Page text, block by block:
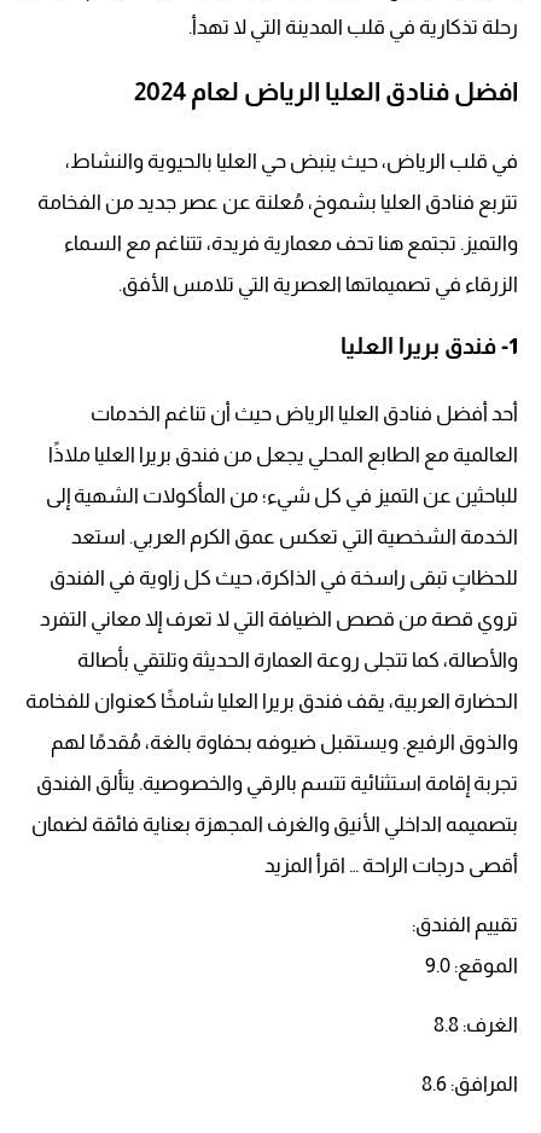
رحلة تذكارية في قلب المدينة التي لا تهدأ.
افضل فنادق العليا الرياض لعام 2024
في قلب الرياض، حيث ينبض حي العليا بالحيوية والنشاط،
تتربع فنادق العليا بشموخ، مُعلنة عن عصر جديد من الفخامة
والتميز. تجتمع هنا تحف معمارية فريدة، تتناغم مع السماء
الزرقاء في تصميماتها العصرية التي تلامس الأفق.
1- فندق بريرا العليا
أحد أفضل فنادق العليا الرياض حيث أن تناغم الخدمات
العالمية مع الطابع المحلي يجعل من فندق بريرا العليا ملاذًا
للباحثين عن التميز في كل شيء؛ من المأكولات الشهية إلى
الخدمة الشخصية التي تعكس عمق الكرم العربي. استعد
للحظاتٍ تبقى راسخة في الذاكرة، حيث كل زاوية في الفندق
تروي قصة من قصص الضيافة التي لا تعرف إلا معاني التفرد
والأصالة، كما تتجلى روعة العمارة الحديثة وتلتقي بأصالة
الحضارة العربية، يقف فندق بريرا العليا شامخًا كعنوان للفخامة
والذوق الرفيع. ويستقبل ضيوفه بحفاوة بالغة، مُقدمًا لهم
تجربة إقامة استثنائية تتسم بالرقي والخصوصية. يتألق الفندق
بتصميمه الداخلي الأنيق والغرف المجهزة بعناية فائقة لضمان
أقصى درجات الراحة … اقرأ المزيد
تقييم الفندق:
الموقع: 9.0
الغرف: 8.8
المرافق: 8.6